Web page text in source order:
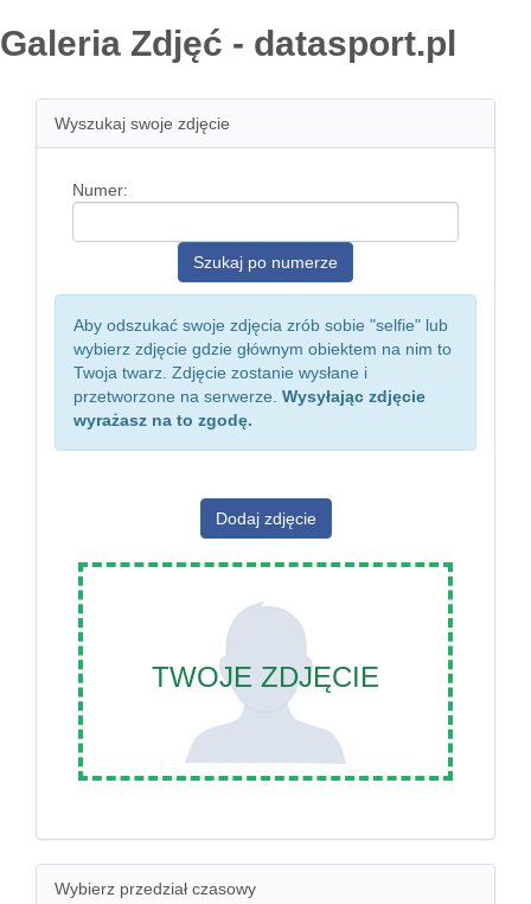
Galeria Zdjęć - datasport.pl
Wyszukaj swoje zdjęcie
Numer:
Aby odszukać swoje zdjęcia zrób sobie "selfie" lub
wybierz zdjęcie gdzie głównym obiektem na nim to
Twoja twarz. Zdjęcie zostanie wysłane i
przetworzone na serwerze. Wysyłając zdjęcie
wyrażasz na to zgodę.
Dodaj zdjęcie
TWOJE ZDJĘCIE
Wybierz przedział czasowy